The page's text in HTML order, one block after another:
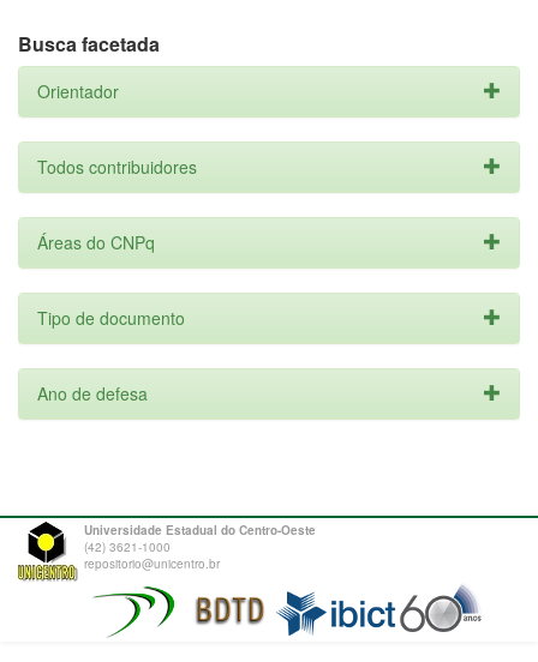
Busca facetada
Orientador
Todos contribuidores
Áreas do CNPq
Tipo de documento
Ano de defesa
Universidade Estadual do Centro-Oeste
(42) 3621-1000
repositorio@unicentro.br